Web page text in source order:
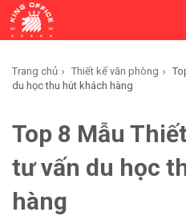
Trang chủ Thiết kế văn phòng
du học thu hút khách hàng
Top 8 Mẫu
tư vấn du học
hàng